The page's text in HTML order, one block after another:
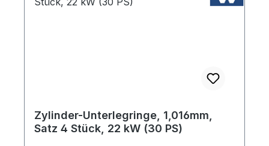
Zylinder-Unterlegringe, 1,016mm,
Satz 4 Stück, 22 kW (30 PS)